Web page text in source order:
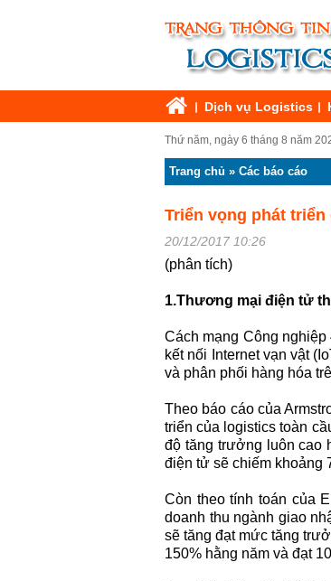
Dịch vụ Logistics
Thứ năm, ngày 6 tháng 8 năm
Trang chủ » Các báo cáo
Triển vọng phát
20/12/2017 10:26
(phân tích)
1.Thương mại điện tử
Cách mạng Công
kết nối Internet vạn vật
và phân phối hàng hóa
Theo báo cáo của
triển của logistics toàn
độ tăng trưởng luôn cao
điện tử sẽ chiếm khoảng
Còn theo tính toán của
doanh thu ngành giao
sẽ tăng đạt mức tăng
150% hằng năm và đạt